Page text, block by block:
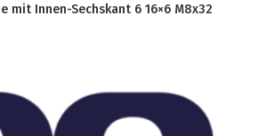
mit Innen-Sechskant 6 16×6 M8x32